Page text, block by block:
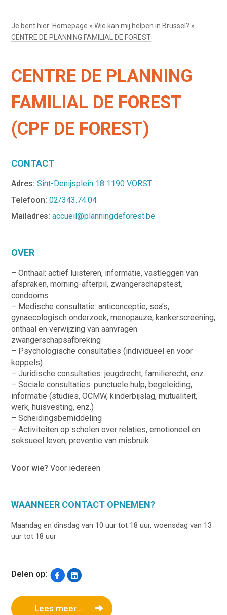
Je bent hier: Homepage »Wie kan mij helpen in Brussel? »
CENTRE DE PLANNING FAMILIAL DE FOREST
CENTRE DE PLANNING
FAMILIAL DE FOREST
(CPF DE FOREST)
CONTACT
Adres: Sint-Denijsplein 18 1190 VORST
Telefoon: 02/343.74.04
Mailadres: accueil@planningdeforest.be
OVER
– Onthaal: actief luisteren, informatie, vastleggen van
afspraken, morning-afterpil, zwangerschapstest,
condooms
– Medische consultatie: anticonceptie, soa’s,
gynaecologisch onderzoek, menopauze, kankerscreening,
onthaal en verwijzing van aanvragen
zwangerschapsafbreking
– Psychologische consultaties (individueel en voor
koppels)
– Juridische consultaties: jeugdrecht, familierecht, enz.
– Sociale consultaties: punctuele hulp, begeleiding,
informatie (studies, OCMW, kinderbijslag, mutualiteit,
werk, huisvesting, enz.)
– Scheidingsbemiddeling
– Activiteiten op scholen over relaties, emotioneel en
seksueel leven, preventie van misbruik
Voor wie? Voor iedereen
WAANNEER CONTACT OPNEMEN?
Maandag en dinsdag van 10 uur tot 18 uur, woensdag van 13
uur tot 18 uur
Delen op:
Lees meer...